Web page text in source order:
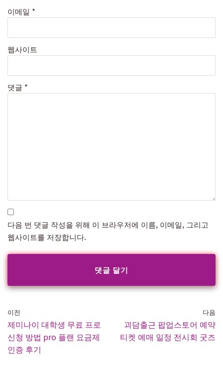
이메일 *
웹사이트
댓글 *
다음 번 댓글 작성을 위해 이 브라우저에 이름, 이메일, 그리고
웹사이트를 저장합니다.
이전
제미나이 대학생 무료 프로
신청 방법 pro 플랜 요금제
인증 후기
다음
괴담출근 팝업스토어 예약
티켓 예매 일정 전시회 굿즈